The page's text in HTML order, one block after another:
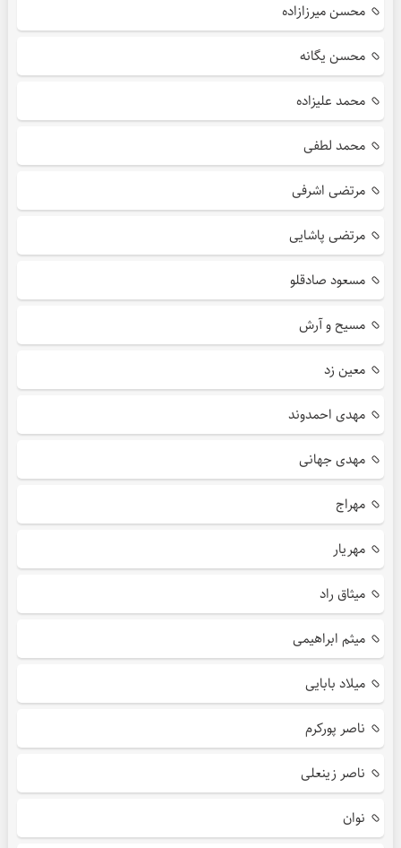
محسن میرزازاده
محسن یگانه
محمد علیزاده
محمد لطفی
مرتضی اشرفی
مرتضی پاشایی
مسعود صادقلو
مسیح و آرش
معین زد
مهدی احمدوند
مهدی جهانی
مهراج
مهریار
میثاق راد
میثم ابراهیمی
میلاد بابایی
ناصر پورکرم
ناصر زینعلی
نوان